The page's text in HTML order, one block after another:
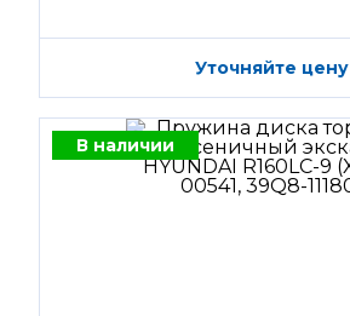
Уточняйте цену
В наличии